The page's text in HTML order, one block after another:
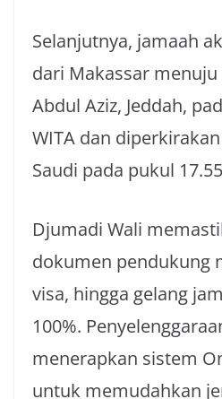
Selanjutnya, jamaah
dari Makassar menuju
Abdul Aziz, Jeddah,
WITA dan
Saudi pada pukul
Djumadi Wali
dokumen pendukung
visa, hingga gelang
100%.
menerapkan sistem
untuk memudahkan